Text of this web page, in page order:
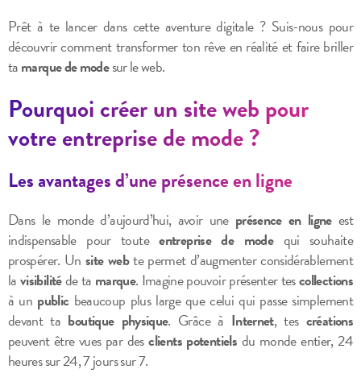
Prêt à te lancer dans cette aventure digitale ? Suis-nous pour
découvrir comment transformer ton rêve en réalité et faire briller
tamarque de modesur le web.
Pourquoi créer un site web pour
votre entreprise de mode ?
Les avantages d’une présence en ligne
Dans le monde d’aujourd’hui, avoir une présence en ligneest
indispensable pour touteentreprise de modequi souhaite
prospérer. Unsite webte permet d’augmenter considérablement
lavisibilitéde ta marque. Imagine pouvoir présenter tescollections
à un public beaucoup plus large que celui qui passe simplement
devant ta boutique physique. Grâce à Internet, tes créations
peuvent être vues par desclients potentiels du monde entier, 24
heures sur 24, 7 jours sur 7.